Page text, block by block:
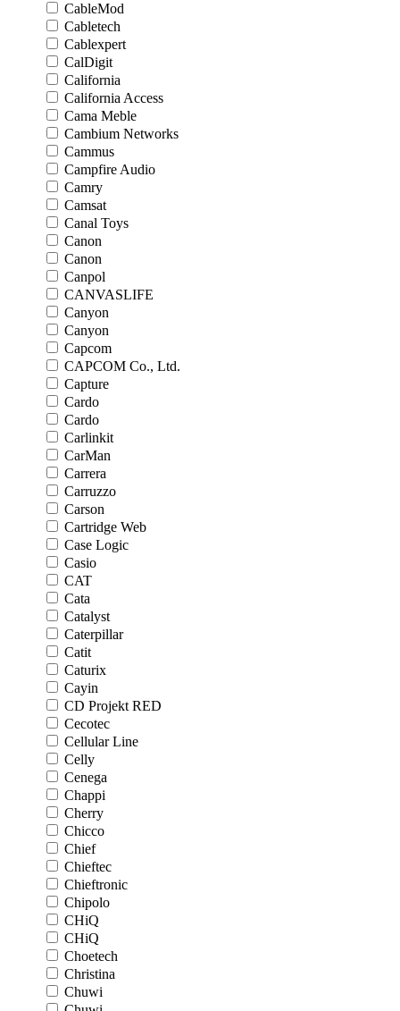
CableMod
Cabletech
Cablexpert
CalDigit
California
California Access
Cama Meble
Cambium Networks
Cammus
Campfire Audio
Camry
Camsat
Canal Toys
Canon
Canon
Canpol
CANVASLIFE
Canyon
Canyon
Capcom
CAPCOM Co., Ltd.
Capture
Cardo
Cardo
Carlinkit
CarMan
Carrera
Carruzzo
Carson
Cartridge Web
Case Logic
Casio
CAT
Cata
Catalyst
Caterpillar
Catit
Caturix
Cayin
CD Projekt RED
Cecotec
Cellular Line
Celly
Cenega
Chappi
Cherry
Chicco
Chief
Chieftec
Chieftronic
Chipolo
CHiQ
CHiQ
Choetech
Christina
Chuwi